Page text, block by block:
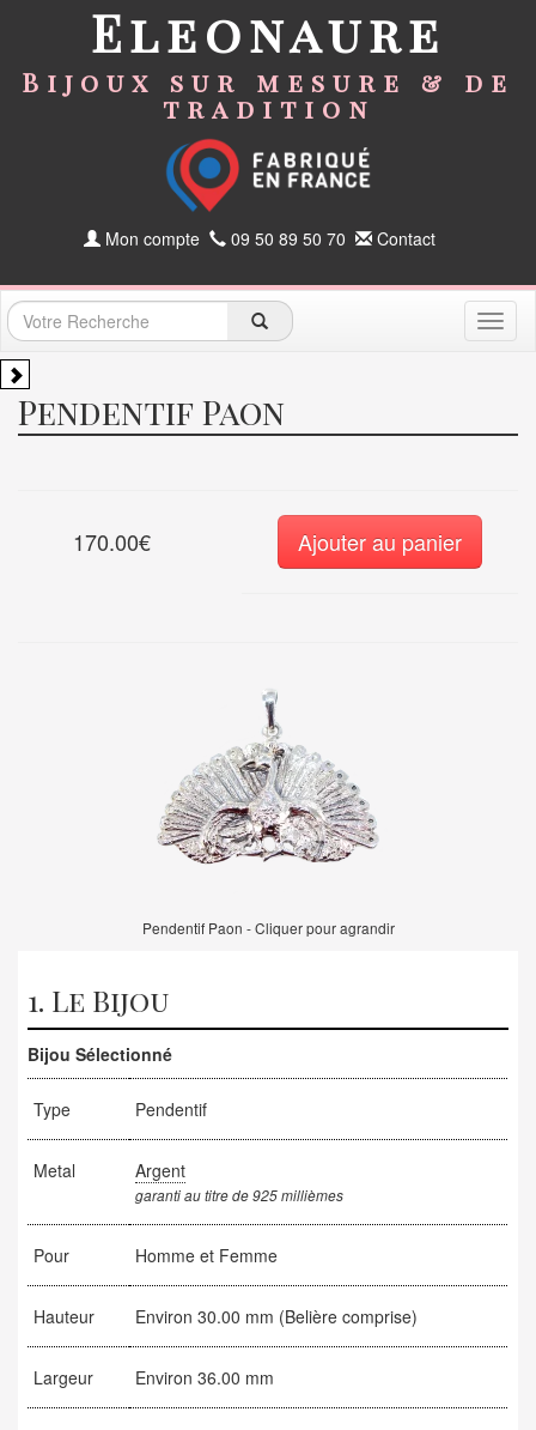
Eleonaure
Bijoux sur mesure & de
tradition
Mon compte 09 50 89 50 70 Contact
Pendentif Paon
170.00€ Ajouter au panier
Pendentif Paon - Cliquer pour agrandir
1. Le Bijou
Bijou Sélectionné
Type Pendentif
Metal Argent
garanti au titre de 925 millièmes
Pour Homme et Femme
Hauteur Environ 30.00 mm (Belière comprise)
Largeur Environ 36.00 mm